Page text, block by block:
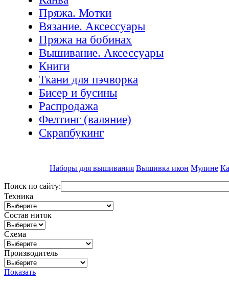
Пряжа. Мотки
Вязание. Аксессуары
Пряжа на бобинах
Вышивание. Аксессуары
Книги
Ткани для пэчворка
Бисер и бусины
Распродажа
Фелтинг (валяние)
Скрапбукинг
Наборы для вышивания Вышивка икон Мулине
Поиск по сайту:
Техника
Состав ниток
Схема
Производитель
Показать